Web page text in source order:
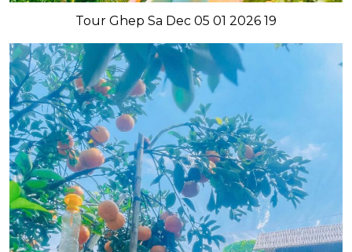
Tour Ghep Sa Dec 05 01 2026 19